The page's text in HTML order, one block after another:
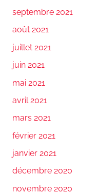
septembre 2021
août 2021
juillet 2021
juin 2021
mai 2021
avril 2021
mars 2021
février 2021
janvier 2021
décembre 2020
novembre 2020